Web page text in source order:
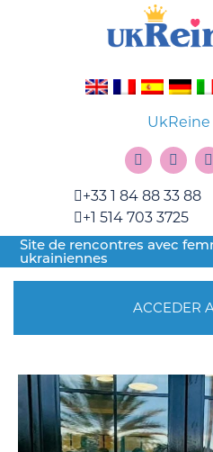
UkReine
+33 1 84 88 33 88
+1 514 703 3725
Site de rencontres avec
ukrainiennes
ACCEDER